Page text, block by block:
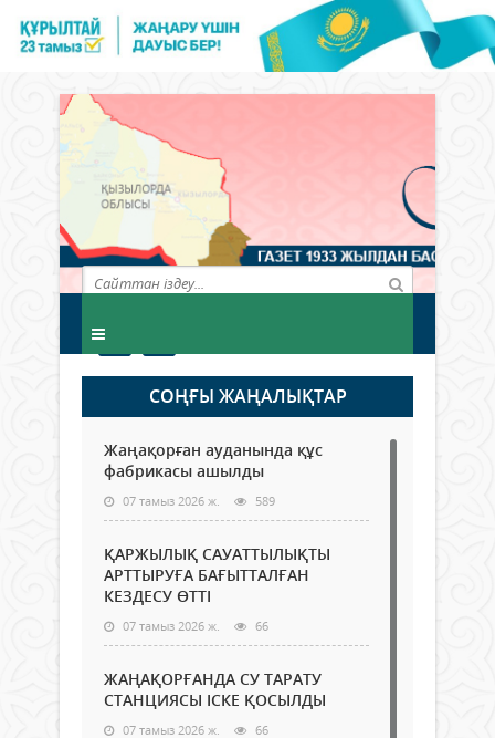
СОҢҒЫ ЖАҢАЛЫҚТАР
Жаңақорған ауданында құс
фабрикасы ашылды
07 тамыз 2026 ж. 589
ҚАРЖЫЛЫҚ САУАТТЫЛЫҚТЫ
АРТТЫРУҒА БАҒЫТТАЛҒАН
КЕЗДЕСУ ӨТТІ
07 тамыз 2026 ж. 66
ЖАҢАҚОРҒАНДА СУ ТАРАТУ
СТАНЦИЯСЫ ІСКЕ ҚОСЫЛДЫ
07 тамыз 2026 ж. 66